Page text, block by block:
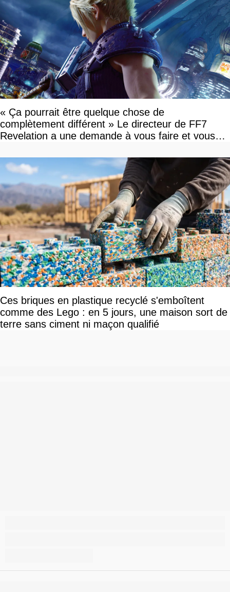
« Ça pourrait être quelque chose de
complètement différent » Le directeur de FF7
Revelation a une demande à vous faire et vous
Ces briques en plastique recyclé s'emboîtent
comme des Lego : en 5 jours, une maison sort de
terre sans ciment ni maçon qualifié